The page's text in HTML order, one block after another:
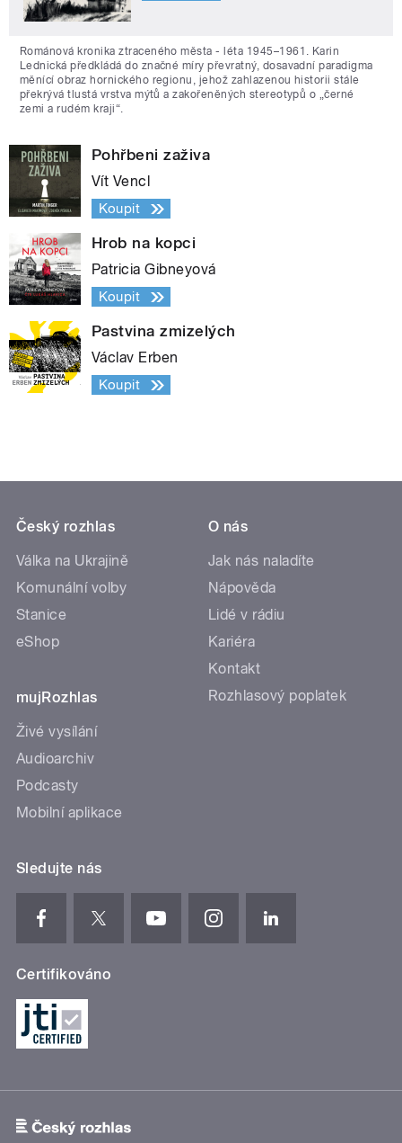
Románová kronika ztraceného města - léta 1945–1961. Karin
Lednická předkládá do značné míry převratný, dosavadní paradigma
měnící obraz hornického regionu, jehož zahlazenou historii stále
překrývá tlustá vrstva mýtů a zakořeněných stereotypů o „černé
zemi a rudém kraji“.
Pohřbeni zaživa
Vít Vencl
Koupit
Hrob na kopci
Patricia Gibneyová
Koupit
Pastvina zmizelých
Václav Erben
Koupit
Český rozhlas
Válka na Ukrajině
Komunální volby
Stanice
eShop
mujRozhlas
Živé vysílání
Audioarchiv
Podcasty
Mobilní aplikace
O nás
Jak nás naladíte
Nápověda
Lidé v rádiu
Kariéra
Kontakt
Rozhlasový poplatek
Sledujte nás
Certifikováno